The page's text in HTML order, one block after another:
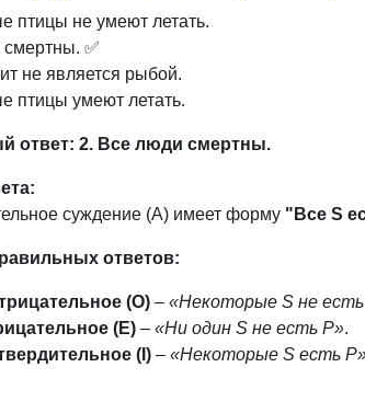
птицы не умеют летать.
✅
не является рыбой.
птицы умеют летать.
ответ: 2. Все люди смертны.
суждение (A) имеет форму "Все S
ответов:
(O)– «Некоторые S не
(E)– «Ни один S не есть P».
(I)– «Некоторые S есть